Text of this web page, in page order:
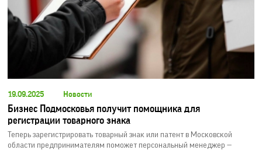
19.09.2025 Новости
Бизнес Подмосковья получит помощника для
регистрации товарного знака
Теперь зарегистрировать товарный знак или патент в Московской
области предпринимателям поможет персональный менеджер —